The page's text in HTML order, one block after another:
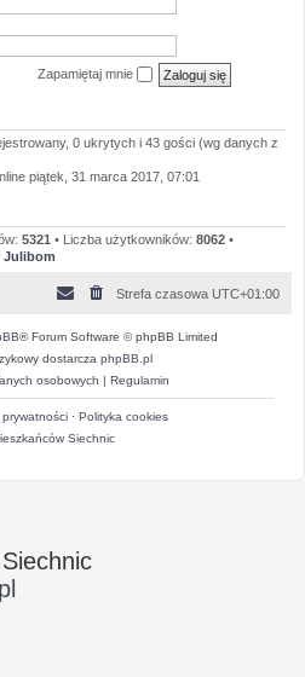
Zapamiętaj mnie
0 ukrytych i 43 gości (wg danych z
piątek, 31 marca 2017, 07:01
5321 • Liczba użytkowników: 8062 •
Julibom
Strefa czasowa UTC+01:00
® Forum Software © phpBB Limited
dostarcza phpBB.pl
osobowych | Regulamin
· Polityka cookies
Siechnic